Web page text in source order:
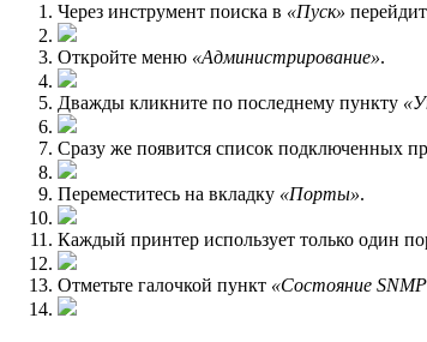
Через инструмент поиска в «Пуск»
Откройте меню «Администрирование».
Дважды кликните по последнему пункту
Сразу же появится список подключенных
Переместитесь на вкладку «Порты».
Каждый принтер использует только один
Отметьте галочкой пункт «Состояние